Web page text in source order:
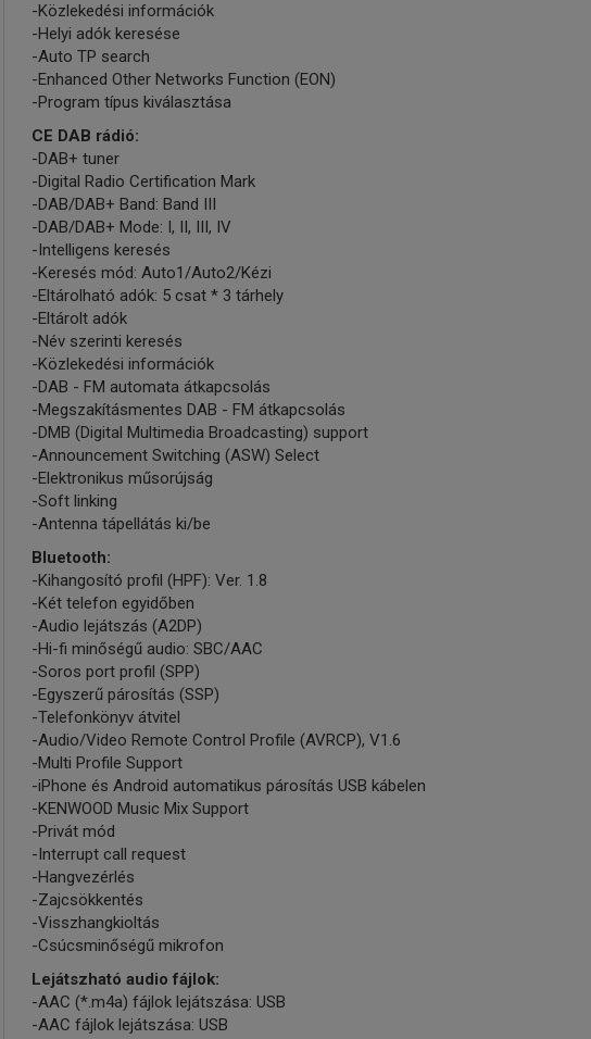
-Közlekedési információk
-Helyi adók keresése
-Auto TP search
-Enhanced Other Networks Function (EON)
-Program típus kiválasztása
CE DAB rádió:
-DAB+ tuner
-Digital Radio Certification Mark
-DAB/DAB+ Band: Band III
-DAB/DAB+ Mode: I, II, III, IV
-Intelligens keresés
-Keresés mód: Auto1/Auto2/Kézi
-Eltárolható adók: 5 csat * 3 tárhely
-Eltárolt adók
-Név szerinti keresés
-Közlekedési információk
-DAB - FM automata átkapcsolás
-Megszakításmentes DAB - FM átkapcsolás
-DMB (Digital Multimedia Broadcasting) support
-Announcement Switching (ASW) Select
-Elektronikus műsorújság
-Soft linking
-Antenna tápellátás ki/be
Bluetooth:
-Kihangosító profil (HPF): Ver. 1.8
-Két telefon egyidőben
-Audio lejátszás (A2DP)
-Hi-fi minőségű audio: SBC/AAC
-Soros port profil (SPP)
-Egyszerű párosítás (SSP)
-Telefonkönyv átvitel
-Audio/Video Remote Control Profile (AVRCP), V1.6
-Multi Profile Support
-iPhone és Android automatikus párosítás USB kábelen
-KENWOOD Music Mix Support
-Privát mód
-Interrupt call request
-Hangvezérlés
-Zajcsökkentés
-Visszhangkioltás
-Csúcsminőségű mikrofon
Lejátszható audio fájlok:
-AAC (*.m4a) fájlok lejátszása: USB
-AAC fájlok lejátszása: USB